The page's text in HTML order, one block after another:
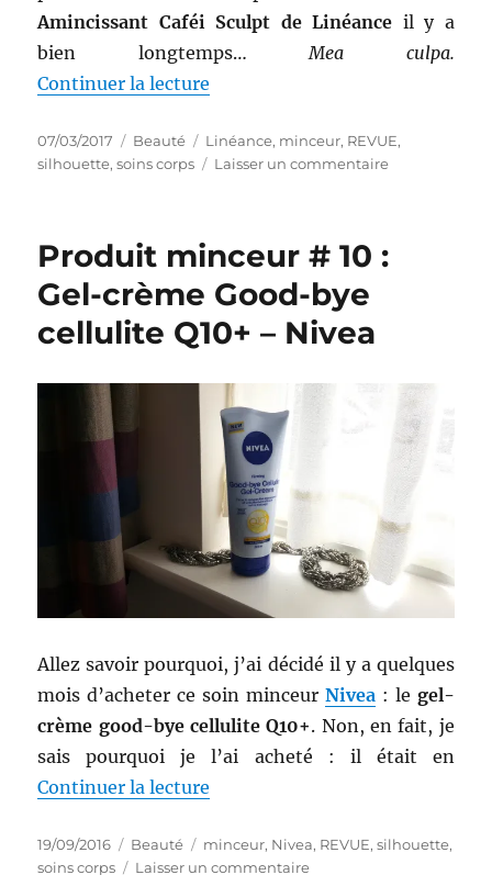
Amincissant Caféi Sculpt de Linéance il y a
bien longtemps…Mea culpa.
Continuer la lecture
Publié
le
07/03/2017 Catégories
Beauté Étiquettes
Linéance, minceur, REVUE,
silhouette,soins corps Laisser un commentairesur
11
Linéance
Produit minceur # 10 :
Gel-crème Good-bye
cellulite Q10+ – Nivea
Allez savoir pourquoi, j’ai décidé il y a quelques
mois d’acheter ce soin minceur Nivea : le gel-
crème good-bye cellulite Q10+. Non, en fait, je
sais pourquoi je l’ai acheté : il était en
Continuer la lecture
Publié
le
19/09/2016 Catégories
Beauté Étiquettes
minceur, Nivea, REVUE,silhouette,
soins corps
Laisser un commentairesur